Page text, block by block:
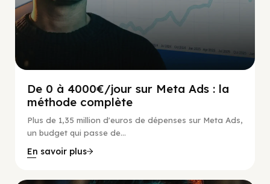
De 0 à 4000€/jour sur Meta Ads : la
méthode complète
Plus de 1,35 million d'euros de dépenses sur Meta Ads,
un budget qui passe de...
En savoir plus